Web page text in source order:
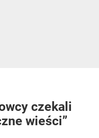
czekali
wieści”